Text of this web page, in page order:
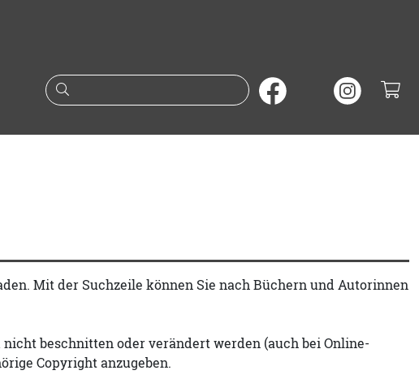
Suche nach Büchern oder
Mit der Suchzeile können Sie nach Büchern und Autorinnen
beschnitten oder verändert werden (auch bei Online-
Copyright anzugeben.